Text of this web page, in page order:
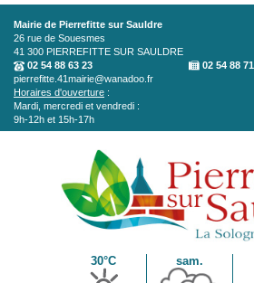
Aller au contenu principal
Mairie de Pierrefitte sur Sauldre
26 rue de Souesmes
41 300 PIERREFITTE SUR SAULDRE
02 54 88 63 23
02 54 88
pierrefitte.41mairie@wanadoo.fr
Horaires d'ouverture :
Mardi, mercredi et vendredi :
9h-12h et 15h-17h
30°C sam.